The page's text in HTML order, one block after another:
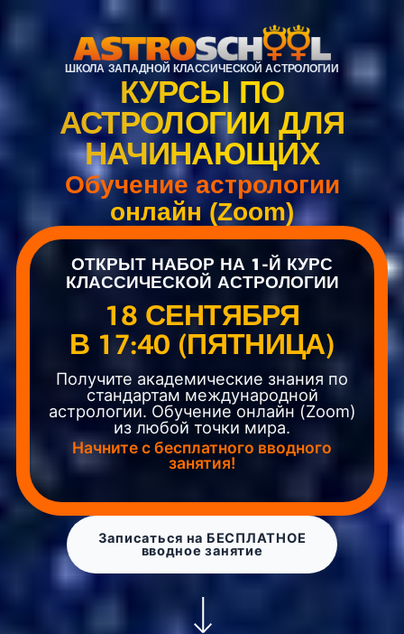
ШКОЛА ЗАПАДНОЙ КЛАССИЧЕСКОЙ АСТРОЛОГИИ
КУРСЫ ПО
АСТРОЛОГИИ ДЛЯ
НАЧИНАЮЩИХ
Обучение астрологии
онлайн (Zoom)
ОТКРЫТ НАБОР НА 1-Й КУРС
КЛАССИЧЕСКОЙ АСТРОЛОГИИ
18 СЕНТЯБРЯ
В 17:40 (ПЯТНИЦА)
Получите академические знания по
стандартам международной
астрологии. Обучение онлайн (Zoom)
из любой точки мира.
Начните с бесплатного вводного
занятия!
Записаться на БЕСПЛАТНОЕ
вводное занятие